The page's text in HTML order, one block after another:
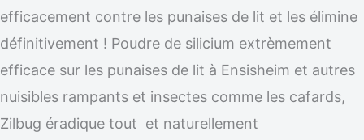
efficacement contre les punaises de lit et les élimine
définitivement ! Poudre de silicium extrèmement
efficace sur les punaises de lit à Ensisheim et autres
nuisibles rampants et insectes comme les cafards,
Zilbug éradique tout et naturellement